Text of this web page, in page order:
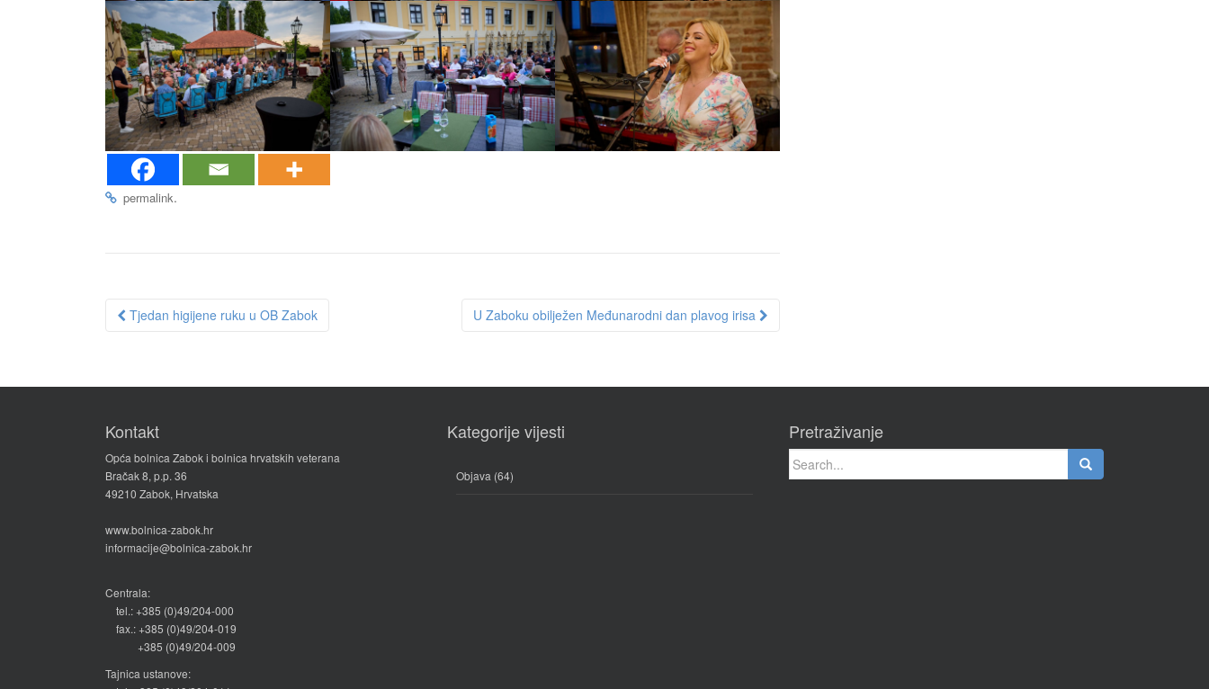
permalink.
Post
Tjedan higijene ruku u OB Zabok U Zaboku obilježen Međunarodni dan plavog irisa
Kontakt
Opća bolnica Zabok i bolnica hrvatskih veterana
Bračak 8, p.p. 36
49210 Zabok, Hrvatska
www.bolnica-zabok.hr
informacije@bolnica-zabok.hr
Centrala:
tel.: +385 (0)49/204-000
fax.: +385 (0)49/204-019
+385 (0)49/204-009
Tajnica ustanove:
Kategorije vijesti
Objava (64)
Pretraživanje
Search
for: